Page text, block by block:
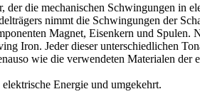
die mechanischen Schwingungen in
nimmt die Schwingungen der
Magnet, Eisenkern und Spulen.
Iron. Jeder dieser unterschiedlichen
wie die verwendeten Materialen der
Energie und umgekehrt.